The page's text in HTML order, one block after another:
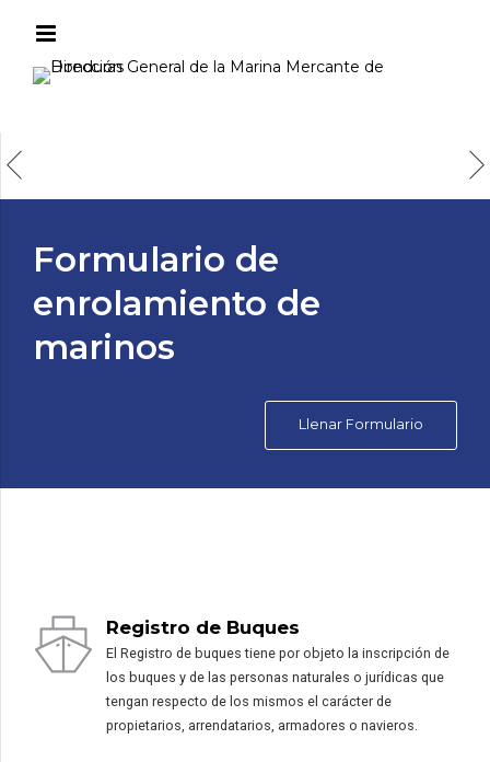
Formulario de
enrolamiento de
marinos
Llenar Formulario
Registro de Buques
El Registro de buques tiene por objeto la inscripción de
los buques y de las personas naturales o jurídicas que
tengan respecto de los mismos el carácter de
propietarios, arrendatarios, armadores o navieros.